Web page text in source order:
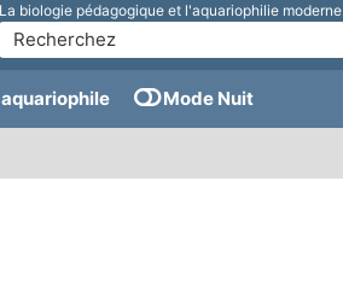
La biologie pédagogique et l'aquariophilie moderne
Mode Nuit